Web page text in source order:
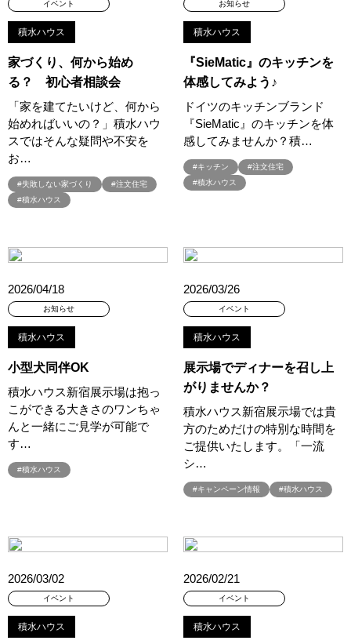
#sumitomo forestry #TOKYOWOOD
#Tomorrow's Life Museum #WEBおうち見学会
#WEB予約限定 #WEB予約限定キャンペーン
#web見学会 #wonder HAUS #wonderhaus
#W断熱 #W断熱フェア #YouTube #Youtube LIVE
#ZEHを超えるプラスエネルギー住宅
#ZEH仕様標準 #Z空調 #【9/１防災の日】
#【家族と暮らしを守る住まいづくり】
#おうち見学ウィーク #おしゃれ #おしゃれな家づくり
#おしやれな家づくり #おひさまハイム #お土地探し
#お子さま連れOK #お子さんと一緒に #お子様
#お子様も楽しめる #お子様歓迎
#お客様満足度 #お年玉 #お庭
#お役立ち情報 #お得な家づくり #お得な情報
#お得情報 #お散歩 #お散歩見学会 #お正月
#お米券 #お花見 #お金の話相談会 #かき氷 #かけっこ
#かしこい家づくり #きこりん #きれいなまち
#これからの住宅選び
#ご予約不要
#ご来場WEB予約キャンペーン
#さいたま市 #さいたま市注文住宅 #さいたま市浦和区領家
#しっくい #すみりん #そらのま
#とうもろこし味来収穫体験付 #なんでも相談
#はじめての家づくり #へーベルハウス
イベント
積水ハウス
家づくり、何から始め
る？ 初心者相談会
「家を建てたいけど、何から
始めればいいの？」積水ハウ
スではそんな疑問や不安を
お…
#失敗しない家づくり
#注文住宅
#積水ハウス
お知らせ
積水ハウス
『SieMatic』のキッチンを
体感してみよう♪
ドイツのキッチンブランド
『SieMatic』のキッチンを体
感してみませんか？積…
#キッチン
#注文住宅
#積水ハウス
2026/04/18
お知らせ
積水ハウス
小型犬同伴OK
積水ハウス新宿展示場は抱っ
こができる大きさのワンちゃ
んと一緒にご見学が可能で
す…
#積水ハウス
2026/03/26
イベント
積水ハウス
展示場でディナーを召し上
がりませんか？
積水ハウス新宿展示場では貴
方のためだけの特別な時間を
ご提供いたします。「一流
シ…
#キャンペーン情報 #積水ハウス
2026/03/02
イベント
積水ハウス
2026/02/21
イベント
積水ハウス